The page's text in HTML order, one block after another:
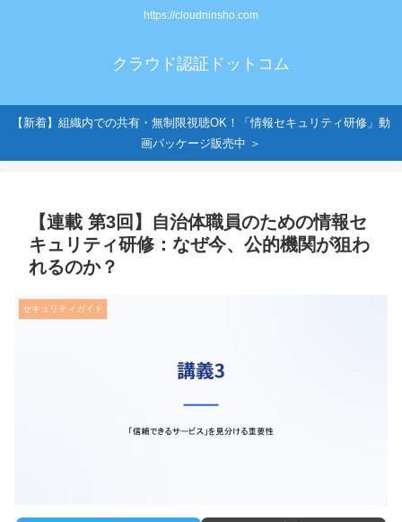
https://cloudninsho.com
クラウド認証ドットコム
【新着】組織内での共有・無制限視聴OK！「情報セキュリティ研修」動
画パッケージ販売中 ＞
【連載 第3回】自治体職員のための情報セ
キュリティ研修：なぜ今、公的機関が狙わ
れるのか？
セキュリティガイド